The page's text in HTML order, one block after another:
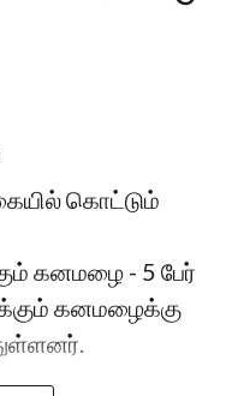
கொட்டும்
கனமழை - 5 பேர்
கனமழைக்கு